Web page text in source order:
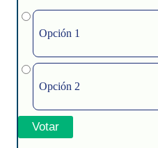
Opción 1
Opción 2